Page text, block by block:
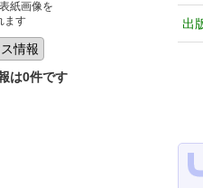
紙画像を
ます
は0件です
出